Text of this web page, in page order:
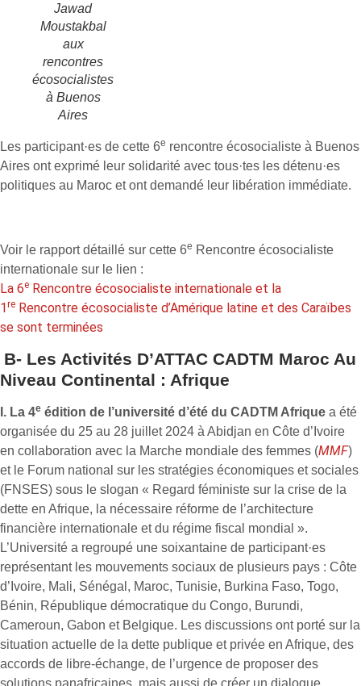
Jawad
Moustakbal
aux
rencontres
écosocialistes
à Buenos
Aires
Les participant·es de cette 6e rencontre écosocialiste à Buenos
Aires ont exprimé leur solidarité avec tous·tes les détenu·es
politiques au Maroc et ont demandé leur libération immédiate.
Voir le rapport détaillé sur cette 6e Rencontre écosocialiste
internationale sur le lien :
La 6e Rencontre écosocialiste internationale et la
1re Rencontre écosocialiste d’Amérique latine et des Caraïbes
se sont terminées
B- Les Activités D’ATTAC CADTM Maroc Au
Niveau Continental : Afrique
I. La 4e édition de l’université d’été du CADTM Afrique a été
organisée du 25 au 28 juillet 2024 à Abidjan en Côte d’Ivoire
en collaboration avec la Marche mondiale des femmes (MMF)
et le Forum national sur les stratégies économiques et sociales
(FNSES) sous le slogan « Regard féministe sur la crise de la
dette en Afrique, la nécessaire réforme de l’architecture
financière internationale et du régime fiscal mondial ».
L’Université a regroupé une soixantaine de participant·es
représentant les mouvements sociaux de plusieurs pays : Côte
d’Ivoire, Mali, Sénégal, Maroc, Tunisie, Burkina Faso, Togo,
Bénin, République démocratique du Congo, Burundi,
Cameroun, Gabon et Belgique. Les discussions ont porté sur la
situation actuelle de la dette publique et privée en Afrique, des
accords de libre-échange, de l’urgence de proposer des
solutions panafricaines, mais aussi de créer un dialogue